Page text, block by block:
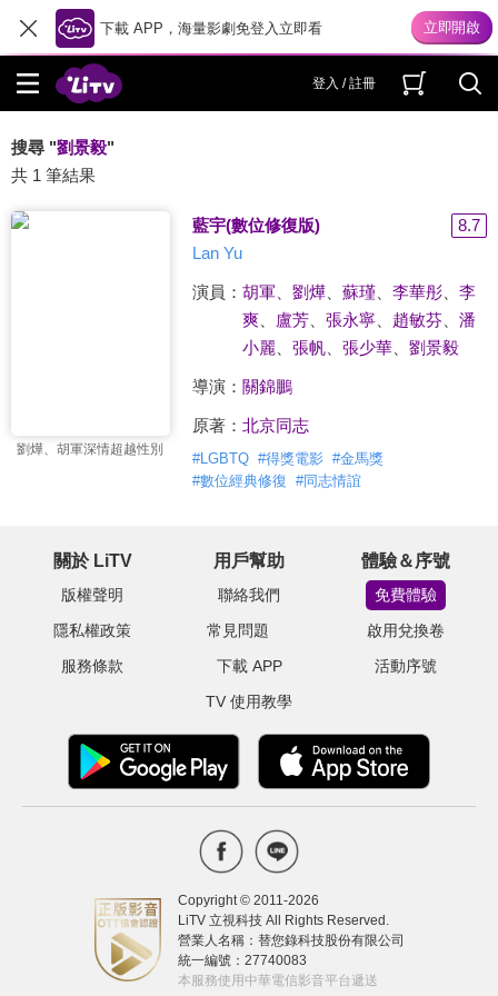
下載 APP，海量影劇免登入立即看
登入 / 註冊
搜尋 "劉景毅"
共 1 筆結果
劉燁、胡軍深情超越性別
藍宇(數位修復版)
8.7
Lan Yu
演員： 胡軍、 劉燁、 蘇瑾、 李華彤、 李
爽、 盧芳、 張永寧、 趙敏芬、 潘
小麗
張帆、 張少華、 劉景毅
導演： 關錦鵬
原著： 北京同志
#LGBTQ #得獎電影 #金馬獎
#數位經典修復 #同志情誼
關於 LiTV
版權聲明
隱私權政策
服務條款
用戶幫助
聯絡我們
常見問題
下載 APP
TV 使用教學
體驗＆序號
免費體驗
啟用兌換卷
活動序號
Copyright © 2011-2026
LiTV 立視科技 All Rights Reserved.
營業人名稱：替您錄科技股份有限公司
統一編號：27740083
本服務使用中華電信影音平台遞送